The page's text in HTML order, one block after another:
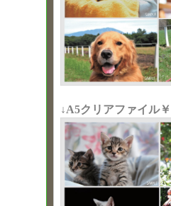
↓A5クリアファイル